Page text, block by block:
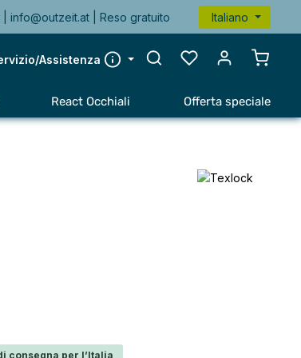
|info@outzeit.at | Reso gratuito Italiano
Assistenza
Il
React Occhiali Offerta speciale
consegna per l’Italia